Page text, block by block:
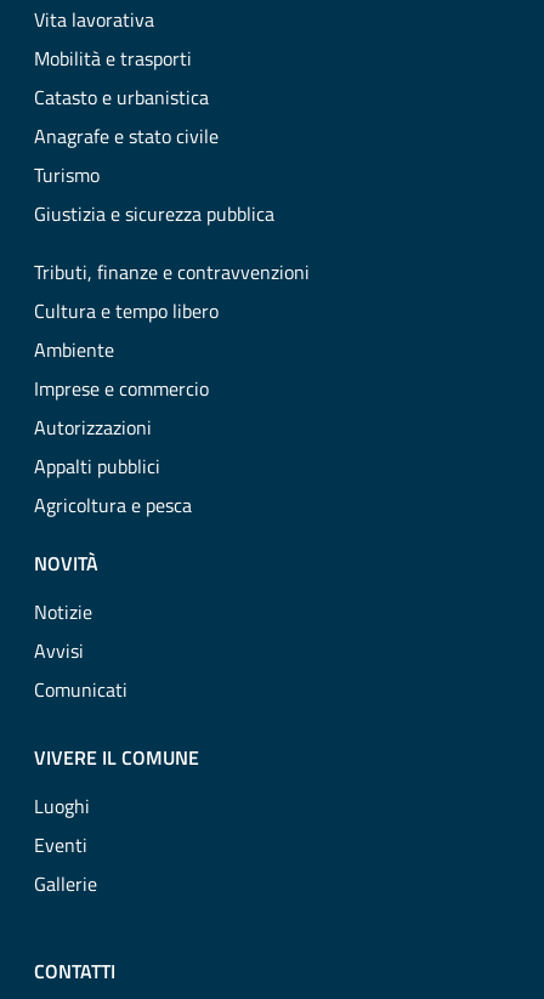
Vita lavorativa
Mobilità e trasporti
Catasto e urbanistica
Anagrafe e stato civile
Turismo
Giustizia e sicurezza pubblica
Tributi, finanze e contravvenzioni
Cultura e tempo libero
Ambiente
Imprese e commercio
Autorizzazioni
Appalti pubblici
Agricoltura e pesca
NOVITÀ
Notizie
Avvisi
Comunicati
VIVERE IL COMUNE
Luoghi
Eventi
Gallerie
CONTATTI